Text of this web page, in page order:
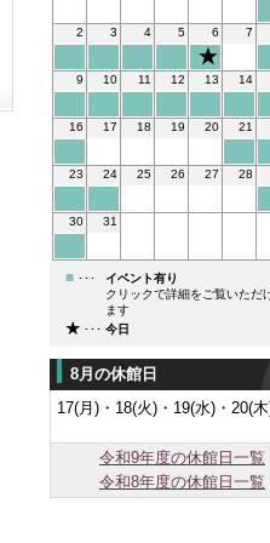
2 3 4 5 6 7
9 10 11 12 13 14
16 17 18 19 20 21
23 24 25 26 27 28
30 31
■ ･･･
イベント有り
クリックで詳細をご覧いただ
ます
★ ･･･ 今日
8月の休館日
17(月)・18(火)・19(水)・20(
令和9年度の休館日一覧
令和8年度の休館日一覧